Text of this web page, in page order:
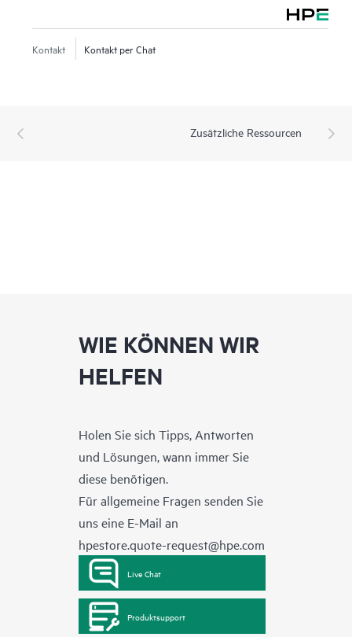
Kontakt Kontakt per Chat
Zusätzliche Ressourcen
WIE KÖNNEN WIR
HELFEN
Holen Sie sich Tipps, Antworten
und Lösungen, wann immer Sie
diese benötigen.
Für allgemeine Fragen senden Sie
uns eine E-Mail an
hpestore.quote-request@hpe.com
Live Chat
Produktsupport